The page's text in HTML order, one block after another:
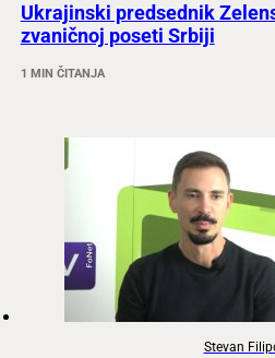
Ukrajinski predsednik
zvaničnoj poseti Srbiji
1 MIN ČITANJA
Stevan